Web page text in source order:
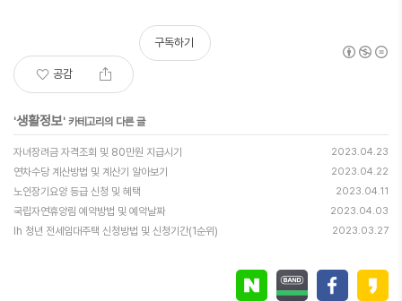
공감
구독하기
'생활정보' 카테고리의 다른 글
자녀장려금 자격조회 및 80만원 지급시기 2023.04.23
연차수당 계산방법 및 계산기 알아보기 2023.04.22
노인장기요양 등급 신청 및 혜택 2023.04.11
국립자연휴양림 예약방법 및 예약날짜 2023.04.03
lh 청년 전세임대주택 신청방법 및 신청기간(1순위) 2023.03.27